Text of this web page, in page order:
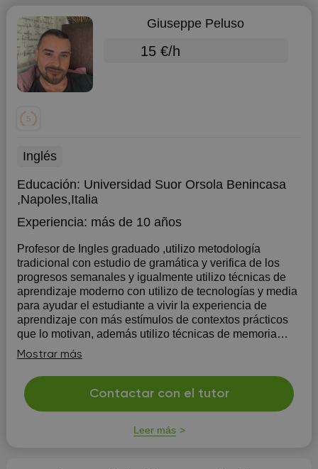
Giuseppe Peluso
15 €/h
Inglés
Educación: Universidad Suor Orsola Benincasa
,Napoles,Italia
Experiencia: más de 10 años
Profesor de Ingles graduado ,utilizo metodología
tradicional con estudio de gramática y verifica de los
progresos semanales y igualmente utilizo técnicas de
aprendizaje moderno con utilizo de tecnologías y media
para ayudar el estudiante a vivir la experiencia de
aprendizaje con más estímulos de contextos prácticos
que lo motivan, además utilizo técnicas de memoria
rápida para fijar nuevas palabras y ampliar el
vocabulario del estudiante con poco esfuerzo.
Mostrar más
Contactar con el tutor
Leer más